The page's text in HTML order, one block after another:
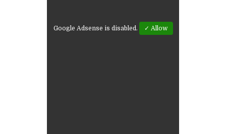
Google Adsense is disabled. ✓ Allow